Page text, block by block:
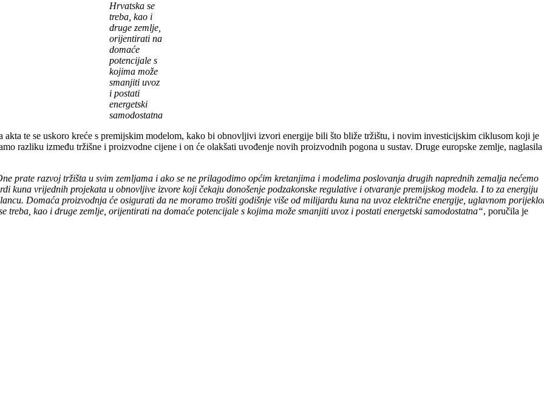
Hrvatska se
treba, kao i
druge zemlje,
orijentirati na
domaće
potencijale s
kojima može
smanjiti uvoz
i postati
energetski
samodostatna
akta te se uskoro kreće s premijskim modelom, kako bi obnovljivi izvori energije bili što bliže tržištu, i novim investicijskim ciklusom koji je
razliku između tržišne i proizvodne cijene i on će olakšati uvođenje novih proizvodnih pogona u sustav. Druge europske zemlje, naglasila
prate razvoj tržišta u svim zemljama i ako se ne prilagodimo općim kretanjima i modelima poslovanja drugih naprednih zemalja nećemo
kuna vrijednih projekata u obnovljive izvore koji čekaju donošenje podzakonske regulative i otvaranje premijskog modela. I to za energiju
Domaća proizvodnja će osigurati da ne moramo trošiti godišnje više od milijardu kuna na uvoz električne energije, uglavnom
treba, kao i druge zemlje, orijentirati na domaće potencijale s kojima može smanjiti uvoz i postati energetski samodostatna“, poručila je